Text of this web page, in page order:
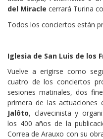
del Miracle cerrará Turina
Todos los conciertos están
Iglesia de San Luis de los
Vuelve a erigirse como
cuatro de los conciertos
sesiones matinales, dos
primera de las
Jalôto, clavecinista y
los 400 años de la
Correa de Arauxo con su